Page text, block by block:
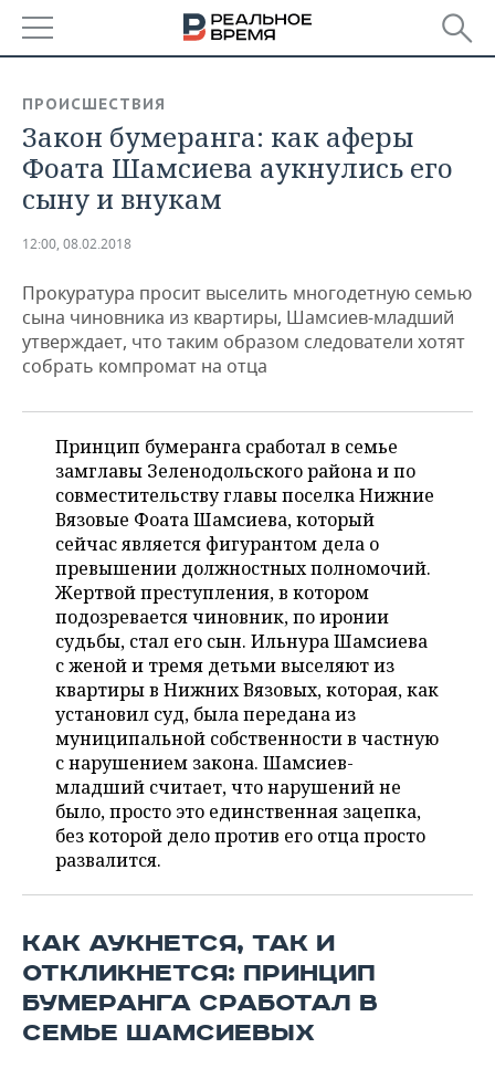
БАШКОРТОСТАН
ТАТАРСТАН
НОВОСТИ
АНАЛИТИКА
ДЕКЛАРАЦИИ О ДОХОДАХ
КОРОЛИ ГОСЗАКАЗА ПФО
ВУЗЫ ТАТАРСТАНА
КОМУ ПРИНАДЛЕЖАТ
ТОРГОВЫЕ ЦЕНТРЫ
ТАТАРСТАНА
НОВОСТИ ЭКОНОМИКИ
ФИНАНСЫ
БАНКИ
БЮДЖЕТ
ПРОМЫШЛЕННОСТЬ
НОВОСТИ
ПРОМЫШЛЕННОСТИ
МАШИНОСТРОЕНИЕ
НЕФТЕХИМИЯ
НЕФТЬ
ОПК
ЭНЕРГЕТИКА
НЕДВИЖИМОСТЬ
НОВОСТИ НЕДВИЖИМОСТИ
НОВОСТИ АВТО
БИЗНЕС
РОЗНИЧНАЯ ТОРГОВЛЯ
ТРАНСПОРТ
УСЛУГИ
ТЕХНОЛОГИИ
НОВОСТИ ТЕХНОЛОГИЙ
МЕДИА
ТЕЛЕКОММУНИКАЦИИ
МЕРОПРИЯТИЯ
НОВОСТИ МЕРОПРИЯТИЙ
ВЫЕЗДНАЯ РЕДАКЦИЯ
БИЗНЕС-БРАНЧИ
ONLINE-КОНФЕРЕНЦИИ
ОТКРЫТАЯ ЛЕКЦИЯ
СПОРТ
НОВОСТИ СПОРТА
ФУТБОЛ
ХОККЕЙ
БАСКЕТБОЛ
ВОЛЕЙБОЛ
КИБЕРСПОРТ
ФИГУРНОЕ КАТАНИЕ
ВОДНЫЕ ВИДЫ СПОРТА
ХОККЕЙ С МЯЧОМ
ОБЩЕСТВО
НОВОСТИ ОБЩЕСТВА
ВЛАСТЬ
ИНФРАСТРУКТУРА
ИСТОРИЯ
КУЛЬТУРА
МЕДИЦИНА
ОБРАЗОВАНИЕ
ПРОИСШЕСТВИЯ
ФОТОГАЛЕРЕЯ
СЮЖЕТЫ
СПРАВОЧНИК
СПИСОК ПЕРСОН
СПИСОК КОМПАНИЙ
ПОЛНАЯ ВЕРСИЯ
ПРОИСШЕСТВИЯ
Закон бумеранга: как аферы
Фоата Шамсиева аукнулись его
сыну и внукам
12:00, 08.02.2018
Прокуратура просит выселить многодетную семью
сына чиновника из квартиры, Шамсиев-младший
утверждает, что таким образом следователи хотят
собрать компромат на отца
Принцип бумеранга сработал в семье
замглавы Зеленодольского района и по
совместительству главы поселка Нижние
Вязовые Фоата Шамсиева, который
сейчас является фигурантом дела о
превышении должностных полномочий.
Жертвой преступления, в котором
подозревается чиновник, по иронии
судьбы, стал его сын. Ильнура Шамсиева
с женой и тремя детьми выселяют из
квартиры в Нижних Вязовых, которая, как
установил суд, была передана из
муниципальной собственности в частную
с нарушением закона. Шамсиев-
младший считает, что нарушений не
было, просто это единственная зацепка,
без которой дело против его отца просто
развалится.
КАК АУКНЕТСЯ, ТАК И
ОТКЛИКНЕТСЯ: ПРИНЦИП
БУМЕРАНГА СРАБОТАЛ В
СЕМЬЕ ШАМСИЕВЫХ